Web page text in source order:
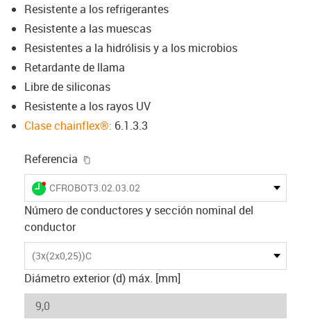
Resistente a los refrigerantes
Resistente a las muescas
Resistentes a la hidrólisis y a los microbios
Retardante de llama
Libre de siliconas
Resistente a los rayos UV
Clase chainflex®: 6.1.3.3
Referencia
igus-icon-lieferzeit-dot
CFROBOT3.02.03.02
Número de conductores y sección nominal del
conductor
(3x(2x0,25))C
Diámetro exterior (d) máx. [mm]